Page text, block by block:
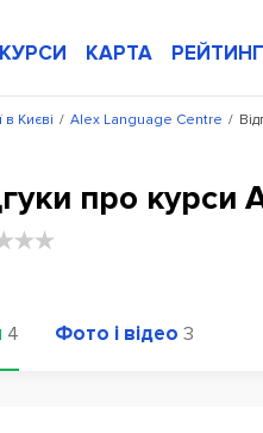
КУРСИ КАРТА РЕЙТИНГ
/
в Києві /
Alex Language Centre
про курси
4 Фото і відео 3